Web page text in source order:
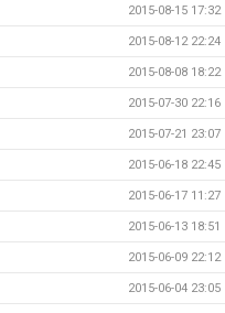
2015-08-15 17:32
2015-08-12 22:24
2015-08-08 18:22
2015-07-30 22:16
2015-07-21 23:07
2015-06-18 22:45
2015-06-17 11:27
2015-06-13 18:51
2015-06-09 22:12
2015-06-04 23:05